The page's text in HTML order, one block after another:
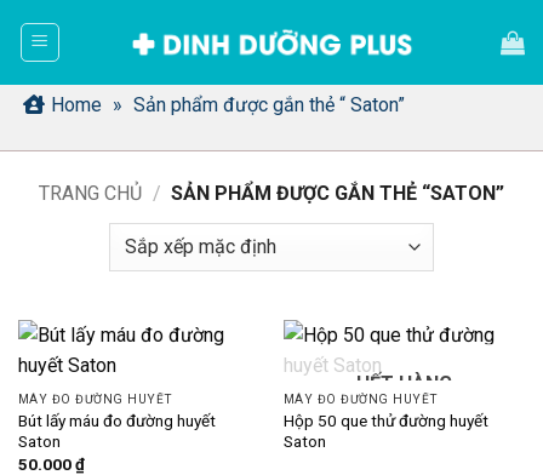
dung Home » Sản phẩm được gắn thẻ “ Saton”
TRANG CHỦ / SẢN PHẨM ĐƯỢC GẮN THẺ “SATON”
MÁY ĐO ĐƯỜNG HUYẾT
Bút lấy máu đo đường huyết
Saton
50.000₫
HẾT HÀNG
MÁY ĐO ĐƯỜNG HUYẾT
Hộp 50 que thử đường huyết
Saton